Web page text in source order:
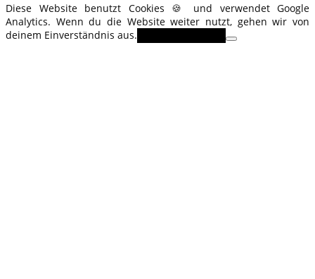
Diese Website benutzt Cookies 🍪 und verwendet Google
Analytics. Wenn du die Website weiter nutzt, gehen wir von
deinem Einverständnis aus.